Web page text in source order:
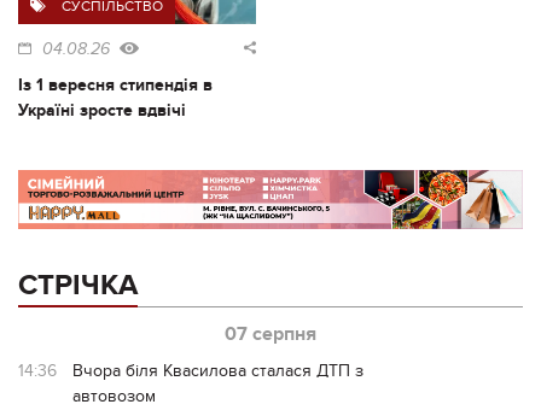
СУСПІЛЬСТВО
04.08.26
Із 1 вересня стипендія в
Україні зросте вдвічі
СТРІЧКА
07 серпня
14:36
Вчора біля Квасилова сталася ДТП з
автовозом